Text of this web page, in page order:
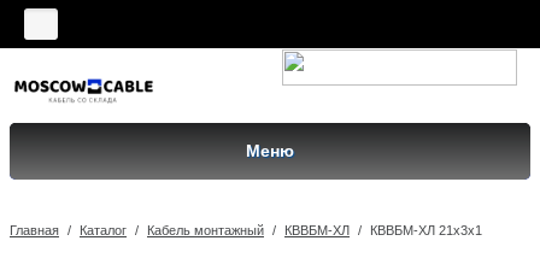
Меню
Главная / Каталог / Кабель монтажный / КВВБМ-ХЛ / КВВБМ-ХЛ 21х3х1